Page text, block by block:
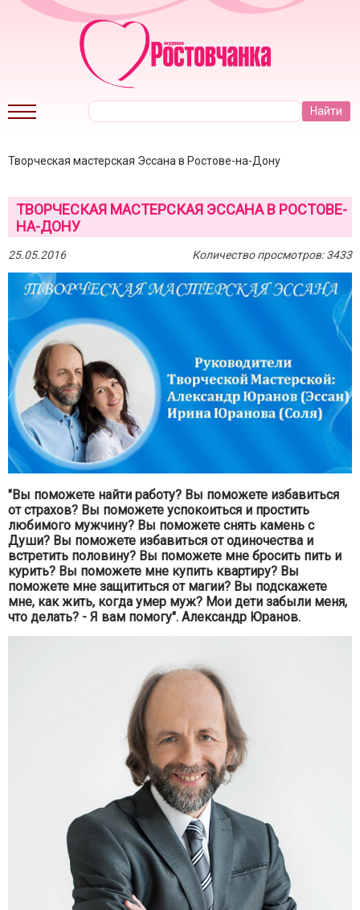
Творческая мастерская Эссана в Ростове-на-Дону
ТВОРЧЕСКАЯ МАСТЕРСКАЯ ЭССАНА В РОСТОВЕ-
НА-ДОНУ
25.05.2016 Количество просмотров: 3433
"Вы поможете найти работу? Вы поможете избавиться
от страхов? Вы поможете успокоиться и простить
любимого мужчину? Вы поможете снять камень с
Души? Вы поможете избавиться от одиночества и
встретить половину? Вы поможете мне бросить пить и
курить? Вы поможете мне купить квартиру? Вы
поможете мне защититься от магии? Вы подскажете
мне, как жить, когда умер муж? Мои дети забыли меня,
что делать? - Я вам помогу". Александр Юранов.